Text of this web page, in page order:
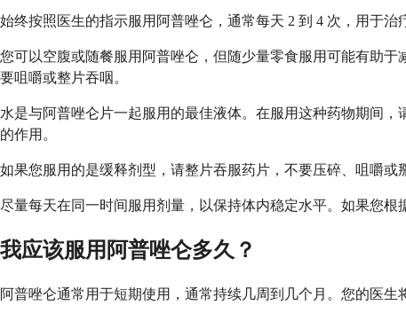
始终按照医生的指示服用阿普唑仑，通常每天 2 到 4 次，用于
您可以空腹或随餐服用阿普唑仑，但随少量零食服用可能有助
要咀嚼或整片吞咽。
水是与阿普唑仑片一起服用的最佳液体。在服用这种药物期间
的作用。
如果您服用的是缓释剂型，请整片吞服药片，不要压碎、咀嚼
尽量每天在同一时间服用剂量，以保持体内稳定水平。如果您
我应该服用阿普唑仑多久？
阿普唑仑通常用于短期使用，通常持续几周到几个月。您的医